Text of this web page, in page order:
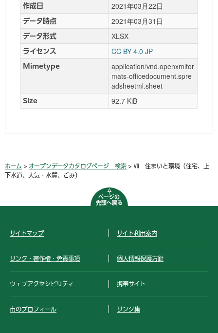
作成日 2021年03月22日
データ時点 2021年03月31日
データ形式 XLSX
ライセンス CC BY 4.0 JP
Mimetype
application/vnd.openxmlfor
mats-officedocument.spre
adsheetml.sheet
Size 92.7 KiB
ホーム > オープンデータカタログページ 検索 > Ⅶ 住まいと環境（住宅、上
下水道、大気・水質、ごみ）
ページの
先頭へ戻る
サイトマップ サイト利用案内
リンク・著作権・免責事項 個人情報保護方針
ウェブアクセシビリティ 携帯サイト
市のプロフィール リンク集